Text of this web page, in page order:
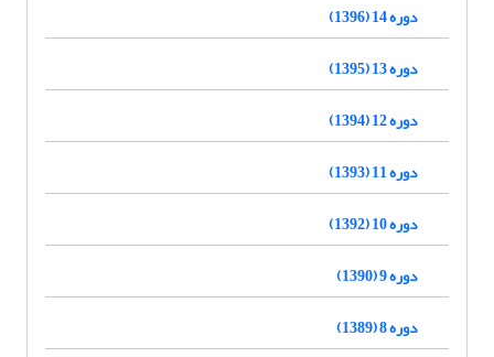
دوره 14 (1396)
دوره 13 (1395)
دوره 12 (1394)
دوره 11 (1393)
دوره 10 (1392)
دوره 9 (1390)
دوره 8 (1389)